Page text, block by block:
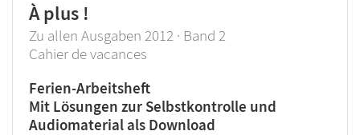
À plus !
Zu allen Ausgaben 2012 · Band 2
Cahier de vacances
Ferien-Arbeitsheft
Mit Lösungen zur Selbstkontrolle und
Audiomaterial als Download